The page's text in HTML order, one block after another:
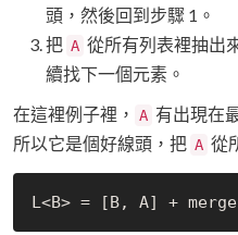
頭，然後回到步驟 1。
把 A 從所有列表裡抽出
續找下一個元素。
在這裡例子裡，
A 有出現在
所以它是個好線頭，把 A 從